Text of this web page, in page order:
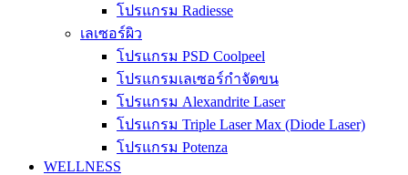
โปรแกรม Radiesse
เลเซอร์ผิว
โปรแกรม PSD Coolpeel
โปรแกรมเลเซอร์กำจัดขน
โปรแกรม Alexandrite Laser
โปรแกรม Triple Laser Max (Diode Laser)
โปรแกรม Potenza
WELLNESS